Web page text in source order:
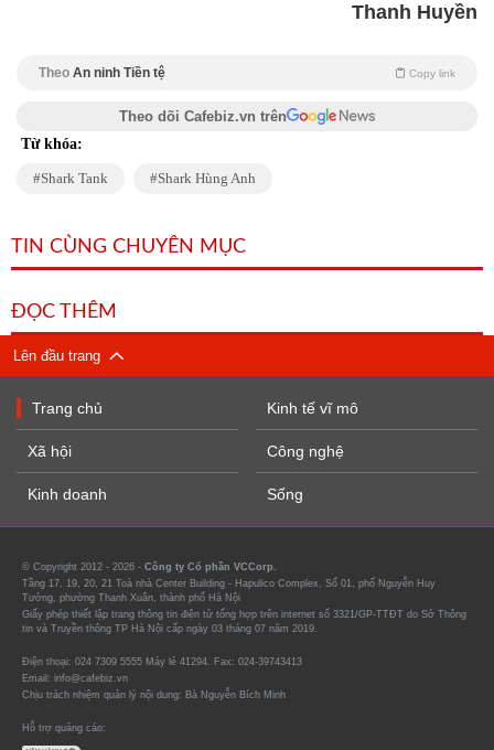
Thanh Huyền
Theo An ninh Tiền tệ Copy link
Theo dõi Cafebiz.vn trên
Từ khóa:
Shark Tank Shark Hùng Anh
TIN CÙNG CHUYÊN MỤC
ĐỌC THÊM
Lên đầu trang
Trang chủ
Xã hội
Kinh doanh
Kinh tế vĩ mô
Công nghệ
Sống
© Copyright 2012 - 2026 - Công ty Cổ phần VCCorp.
Tầng 17, 19, 20, 21 Toà nhà Center Building - Hapulico Complex, Số 01, phố Nguyễn Huy
Tưởng, phường Thanh Xuân, thành phố Hà Nội
Giấy phép thiết lập trang thông tin điện tử tổng hợp trên internet số 3321/GP-TTĐT do Sở Thông
tin và Truyền thông TP Hà Nội cấp ngày 03 tháng 07 năm 2019.
Điện thoại: 024 7309 5555 Máy lẻ 41294. Fax: 024-39743413
Email: info@cafebiz.vn
Chịu trách nhiệm quản lý nội dung: Bà Nguyễn Bích Minh
Hỗ trợ quảng cáo: